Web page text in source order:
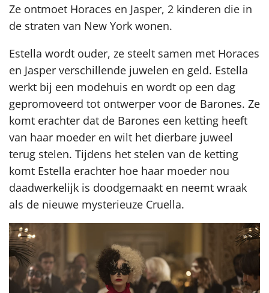
Ze ontmoet Horaces en Jasper, 2 kinderen die in
de straten van New York wonen.
Estella wordt ouder, ze steelt samen met Horaces
en Jasper verschillende juwelen en geld. Estella
werkt bij een modehuis en wordt op een dag
gepromoveerd tot ontwerper voor de Barones. Ze
komt erachter dat de Barones een ketting heeft
van haar moeder en wilt het dierbare juweel
terug stelen. Tijdens het stelen van de ketting
komt Estella erachter hoe haar moeder nou
daadwerkelijk is doodgemaakt en neemt wraak
als de nieuwe mysterieuze Cruella.